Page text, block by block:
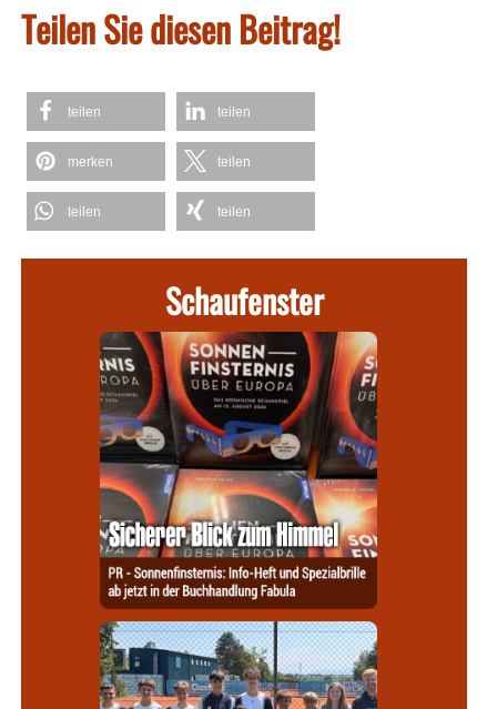
Teilen Sie diesen Beitrag!
teilen teilen
merken teilen
teilen teilen
Schaufenster